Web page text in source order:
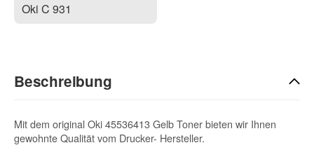
Oki C 931
Beschreibung
Mit dem original Oki 45536413 Gelb Toner bieten wir Ihnen
gewohnte Qualität vom Drucker- Hersteller.